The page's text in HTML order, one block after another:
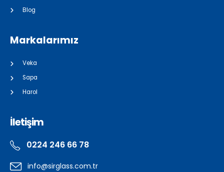
Blog
Markalarımız
Veka
Sapa
Harol
İletişim
0224 246 66 78
info@sirglass.com.tr